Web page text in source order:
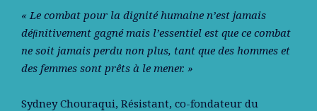
« Le combat pour la dignité humaine n’est jamais
déﬁnitivement gagné mais l’essentiel est que ce combat
ne soit jamais perdu non plus, tant que des hommes et
des femmes sont prêts à le mener. »
Sydney Chouraqui, Résistant, co-fondateur du